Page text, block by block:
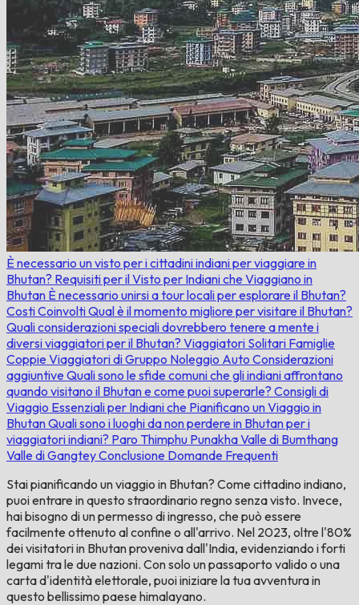
È necessario un visto per i cittadini indiani per viaggiare in
Bhutan? Requisiti per il Visto per Indiani che Viaggiano in
Bhutan È necessario unirsi a tour locali per esplorare il Bhutan?
Costi CoinvoltiQual è il momento migliore per visitare il Bhutan?
Quali considerazioni speciali dovrebbero tenere a mente i
diversi viaggiatori per il Bhutan? Viaggiatori Solitari Famiglie
Coppie Viaggiatori di Gruppo Noleggio Auto Considerazioni
aggiuntive Quali sono le sfide comuni che gli indiani affrontano
quando visitano il Bhutan e come puoi superarle? Consigli di
Viaggio Essenziali per Indiani che Pianificano un Viaggio in
BhutanQuali sono i luoghi da non perdere in Bhutan per i
viaggiatori indiani? Paro Thimphu PunakhaValle di Bumthang
Valle di GangteyConclusione Domande Frequenti
Stai pianificando un viaggio in Bhutan? Come cittadino indiano,
puoi entrare in questo straordinario regno senza visto. Invece,
hai bisogno di un permesso di ingresso, che può essere
facilmente ottenuto al confine o all'arrivo. Nel 2023, oltre l'80%
dei visitatori in Bhutan proveniva dall'India, evidenziando i forti
legami tra le due nazioni. Con solo un passaporto valido o una
carta d'identità elettorale, puoi iniziare la tua avventura in
questo bellissimo paese himalayano.